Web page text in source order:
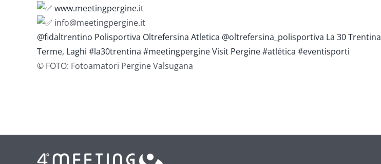
www.meetingpergine.it
info@meetingpergine.it
@fidaltrentino Polisportiva Oltrefersina Atletica @oltrefersina_polisportiva La 30 Trentina
Terme, Laghi #la30trentina #meetingpergineVisit Pergine#atlética #eventisporti
© FOTO: Fotoamatori Pergine Valsugana